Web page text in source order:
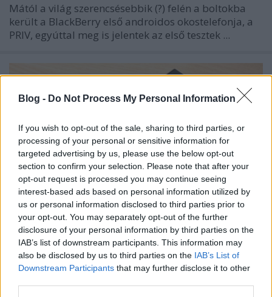
Blog - Do Not Process My Personal Information
If you wish to opt-out of the sale, sharing to third parties, or
processing of your personal or sensitive information for
targeted advertising by us, please use the below opt-out
section to confirm your selection. Please note that after your
opt-out request is processed you may continue seeing
interest-based ads based on personal information utilized by
us or personal information disclosed to third parties prior to
your opt-out. You may separately opt-out of the further
disclosure of your personal information by third parties on the
IAB’s list of downstream participants. This information may
also be disclosed by us to third parties on the IAB’s List of
Downstream Participants that may further disclose it to other
Mától a világ szerencsésebbik (?) felén a boltokba
került a BlackBerry első androidos okostelefonja, a
PRIV, egyúttal meg is jelentek az első tesztek ...
A szolgalelkű visszatér - BlackBerry
Leap teszt
Tom és Berry•2015. június 02.